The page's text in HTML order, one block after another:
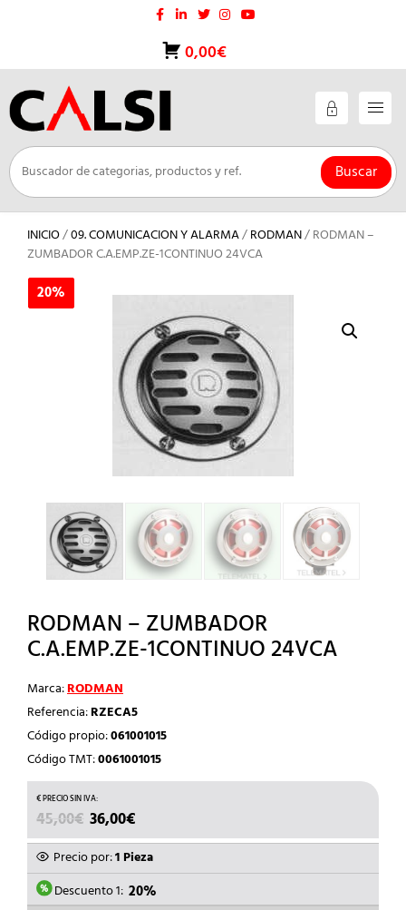
0,00€
Buscar
INICIO/09. COMUNICACION Y ALARMA/RODMAN/ RODMAN –
ZUMBADOR C.A.EMP.ZE-1CONTINUO 24VCA
20%
RODMAN – ZUMBADOR
C.A.EMP.ZE-1CONTINUO 24VCA
Marca:RODMAN
Referencia:RZECA5
Código propio:061001015
Código TMT:0061001015
45,00€ EL
PRECIO
ORIGINAL
ERA:
45,00€.
36,00€
PRECIO
ACTUAL
ES:
36,00€.
Precio por:1 Pieza
Descuento 1: 20%
20%